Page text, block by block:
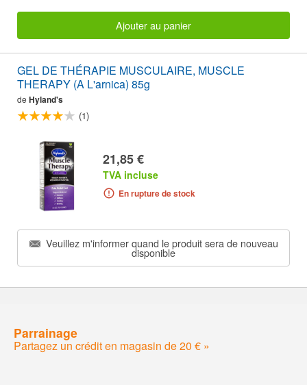
Ajouter au panier
GEL DE THÉRAPIE MUSCULAIRE, MUSCLE
THERAPY (A L'arnica) 85g
de Hyland's
(1)
21,85 €
TVA incluse
En rupture de stock
Veuillez m'informer quand le produit sera de nouveau
disponible
Parrainage
Partagez un crédit en magasin de 20 € »